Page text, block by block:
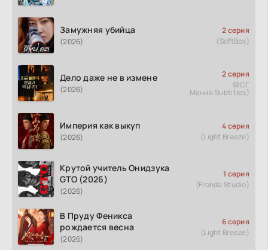
Замужняя убийца
(2026)
2 серия
(SoftBox)
Дело даже не в измене
(2026)
2 серия
(ФСГ
Мания.Subtitles)
Империя как выкуп
(2026)
4 серия
(Light Breeze)
Крутой учитель Онидзука
GTO (2026)
(2026)
1 серия
(Fronda Studio)
В Пруду Феникса
рождается весна
(2026)
6 серия
(Light Breeze)